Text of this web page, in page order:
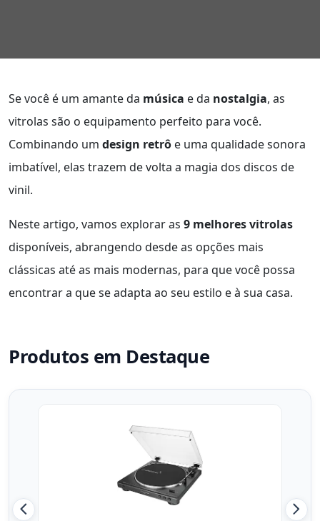
Se você é um amante da música e da nostalgia, as
vitrolas são o equipamento perfeito para você.
Combinando um design retrô e uma qualidade sonora
imbatível, elas trazem de volta a magia dos discos de
vinil.
Neste artigo, vamos explorar as 9 melhores vitrolas
disponíveis, abrangendo desde as opções mais
clássicas até as mais modernas, para que você possa
encontrar a que se adapta ao seu estilo e à sua casa.
Produtos em Destaque